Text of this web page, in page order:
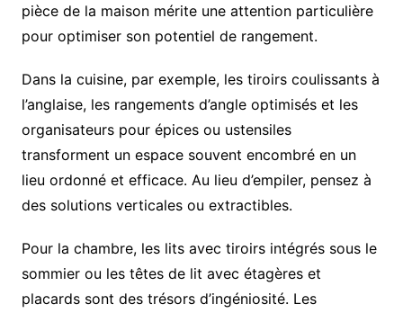
pièce de la maison mérite une attention particulière
pour optimiser son potentiel de rangement.
Dans la cuisine, par exemple, les tiroirs coulissants à
l’anglaise, les rangements d’angle optimisés et les
organisateurs pour épices ou ustensiles
transforment un espace souvent encombré en un
lieu ordonné et efficace. Au lieu d’empiler, pensez à
des solutions verticales ou extractibles.
Pour la chambre, les lits avec tiroirs intégrés sous le
sommier ou les têtes de lit avec étagères et
placards sont des trésors d’ingéniosité. Les